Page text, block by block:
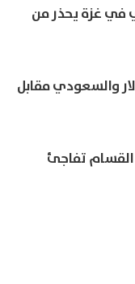
في غزة يحذر من
والسعودي مقابل
القسام تفاجئ